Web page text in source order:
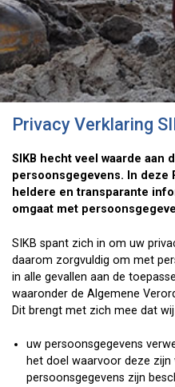
Privacy Verklaring
SIKB hecht veel waarde aan
persoonsgegevens. In deze
heldere en transparante
omgaat met
SIKB spant zich in om uw
daarom zorgvuldig om met
in alle gevallen aan de
waaronder de Algemene
Dit brengt met zich mee dat
uw persoonsgegevens
het doel waarvoor deze
persoonsgegevens zijn